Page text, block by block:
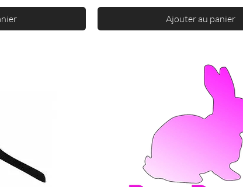
Ajouter au panier